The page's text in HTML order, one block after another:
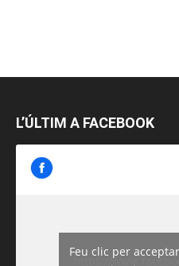
L’ÚLTIM A FACEBOOK
https://
Feu clic per